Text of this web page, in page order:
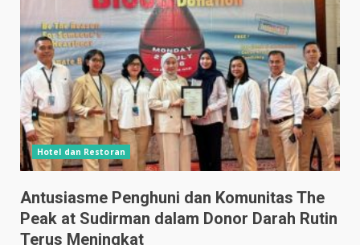
Hotel dan Restoran
Antusiasme Penghuni dan Komunitas The
Peak at Sudirman dalam Donor Darah Rutin
Terus Meningkat